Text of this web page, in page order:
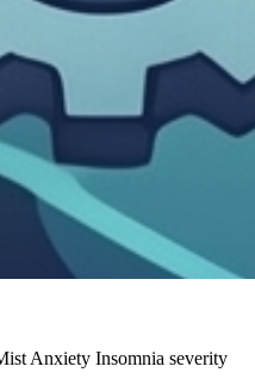
Anxiety Insomnia severity